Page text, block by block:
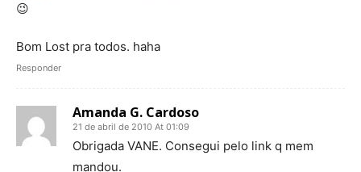
😉
Bom Lost pra todos. haha
Responder
Amanda G. Cardoso
21 de abril de 2010 At 01:09
Obrigada VANE. Consegui pelo link q mem
mandou.